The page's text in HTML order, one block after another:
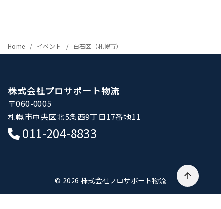
Home イベント 白石区（札幌市）
株式会社プロサポート物流
〒060-0005
札幌市中央区北5条西9丁目17番地11
011-204-8833
© 2026 株式会社プロサポート物流